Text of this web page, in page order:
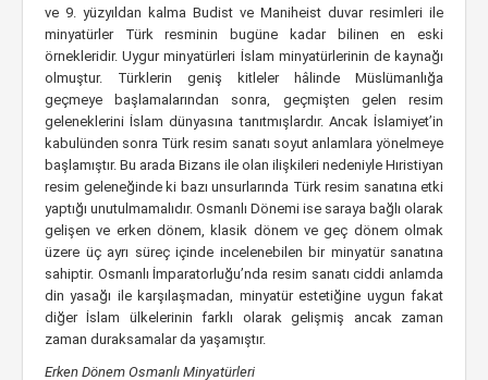
ve 9. yüzyıldan kalma Budist ve Maniheist duvar resimleri ile
minyatürler Türk resminin bugüne kadar bilinen en eski
örnekleridir. Uygur minyatürleri İslam minyatürlerinin de kaynağı
olmuştur. Türklerin geniş kitleler hâlinde Müslümanlığa
geçmeye başlamalarından sonra, geçmişten gelen resim
geleneklerini İslam dünyasına tanıtmışlardır. Ancak İslamiyet’in
kabulünden sonra Türk resim sanatı soyut anlamlara yönelmeye
başlamıştır. Bu arada Bizans ile olan ilişkileri nedeniyle Hıristiyan
resim geleneğinde ki bazı unsurlarında Türk resim sanatına etki
yaptığı unutulmamalıdır. Osmanlı Dönemi ise saraya bağlı olarak
gelişen ve erken dönem, klasik dönem ve geç dönem olmak
üzere üç ayrı süreç içinde incelenebilen bir minyatür sanatına
sahiptir. Osmanlı İmparatorluğu’nda resim sanatı ciddi anlamda
din yasağı ile karşılaşmadan, minyatür estetiğine uygun fakat
diğer İslam ülkelerinin farklı olarak gelişmiş ancak zaman
zaman duraksamalar da yaşamıştır.
Erken Dönem Osmanlı Minyatürleri